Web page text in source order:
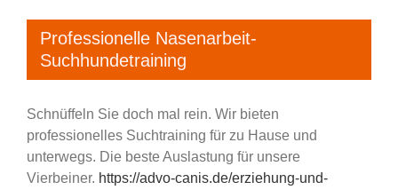
Professionelle Nasenarbeit-
Suchhundetraining
Schnüffeln Sie doch mal rein. Wir bieten
professionelles Suchtraining für zu Hause und
unterwegs. Die beste Auslastung für unsere
Vierbeiner. https://advo-canis.de/erziehung-und-